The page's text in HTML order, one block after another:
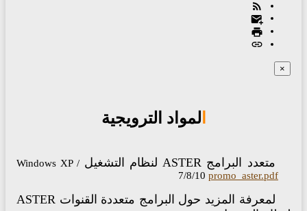
المواد الترويجية
متعدد البرامج ASTER لنظام التشغيل
Windows XP /
7/8/10promo_aster.pdf
لمعرفة المزيد حول البرامج متعددة القنوات ASTER